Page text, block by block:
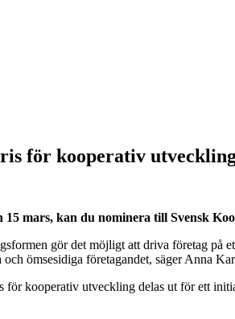
för kooperativ
15 mars, kan du nominera till Svensk
gör det möjligt att driva företag på
och ömsesidiga företagandet, säger Anna
för kooperativ utveckling delas ut för ett